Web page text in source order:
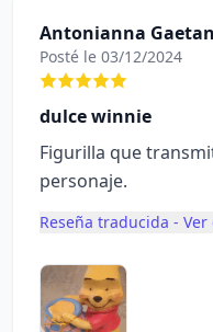
Antonianna
Posté le 03/12/2024
dulce winnie
Figurilla que
personaje.
Reseña traducida -